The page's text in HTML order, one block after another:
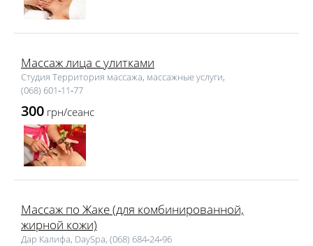
Массаж лица с улитками
Студия Территория массажа, массажные услуги,
(068) 601‑11‑77
300 грн/сеанс
Массаж по Жаке (для комбинированной,
жирной кожи)
Дар Калифа, DaySpa, (068) 684‑24‑96